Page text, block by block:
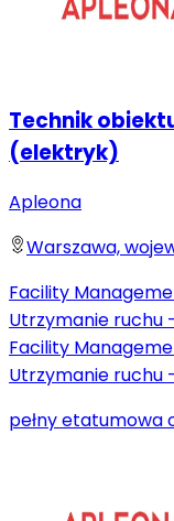
Technik
(elektryk)
Apleona
Warszawa,
Facility
Utrzymanie ruchu
Facility
Utrzymanie ruchu
pełny etatumowa